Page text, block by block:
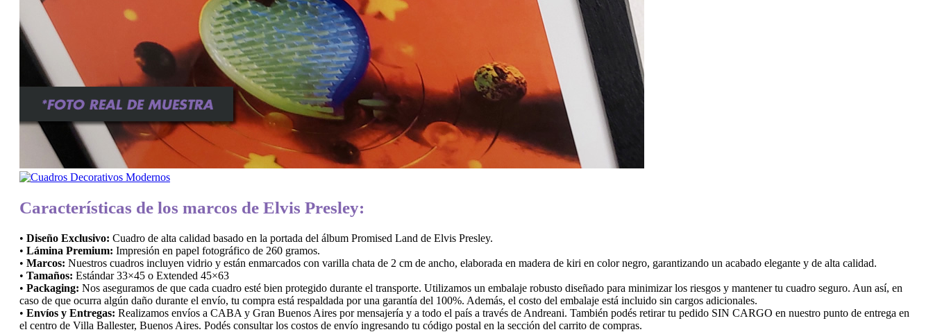
Características de los marcos de Elvis Presley:
• Diseño Exclusivo: Cuadro de alta calidad basado en la portada del álbum Promised Land de Elvis Presley.
• Lámina Premium: Impresión en papel fotográfico de 260 gramos.
• Marcos: Nuestros cuadros incluyen vidrio y están enmarcados con varilla chata de 2 cm de ancho, elaborada en madera de kiri en color negro, garantizando un acabado elegante y de alta calidad.
• Tamaños: Estándar 33×45 o Extended 45×63
• Packaging: Nos aseguramos de que cada cuadro esté bien protegido durante el transporte. Utilizamos un embalaje robusto diseñado para minimizar los riesgos y mantener tu cuadro seguro. Aun así, en
caso de que ocurra algún daño durante el envío, tu compra está respaldada por una garantía del 100%. Además, el costo del embalaje está incluido sin cargos adicionales.
• Envíos y Entregas: Realizamos envíos a CABA y Gran Buenos Aires por mensajería y a todo el país a través de Andreani. También podés retirar tu pedido SIN CARGO en nuestro punto de entrega en
el centro de Villa Ballester, Buenos Aires. Podés consultar los costos de envío ingresando tu código postal en la sección del carrito de compras.